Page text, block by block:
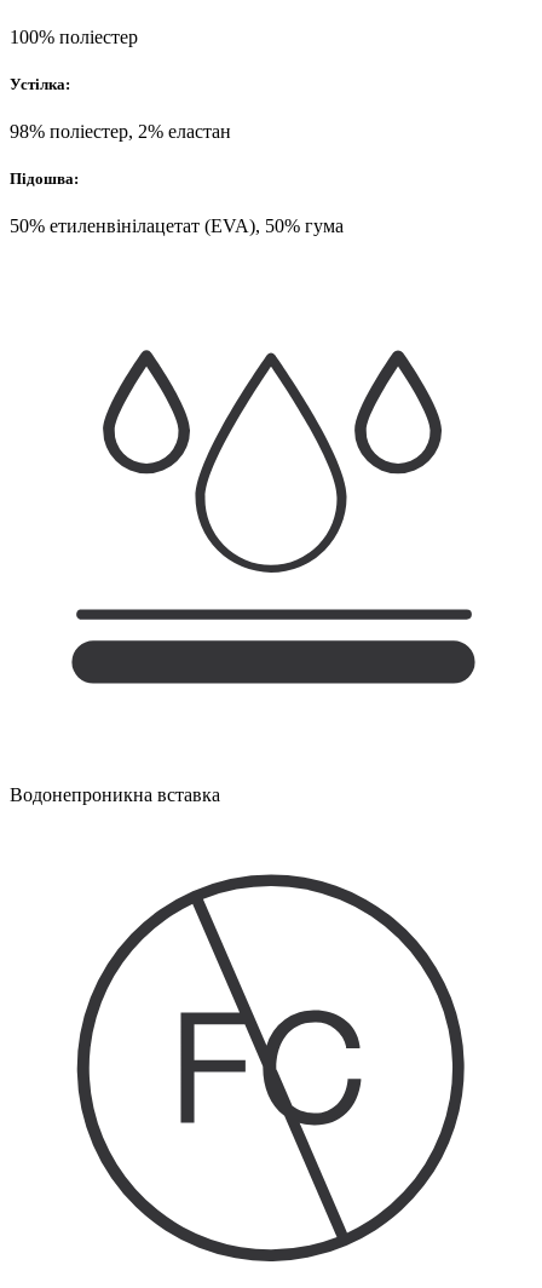
100% поліестер
Устілка:
98% поліестер, 2% еластан
Підошва:
50% етиленвінілацетат (EVA), 50% гума
Водонепроникна вставка